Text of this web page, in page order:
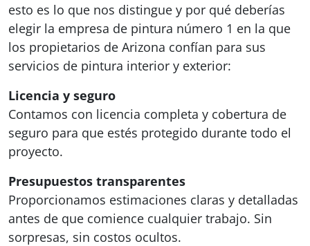
esto es lo que nos distingue y por qué deberías
elegir la empresa de pintura número 1 en la que
los propietarios de Arizona confían para sus
servicios de pintura interior y exterior:
Licencia y seguro
Contamos con licencia completa y cobertura de
seguro para que estés protegido durante todo el
proyecto.
Presupuestos transparentes
Proporcionamos estimaciones claras y detalladas
antes de que comience cualquier trabajo. Sin
sorpresas, sin costos ocultos.